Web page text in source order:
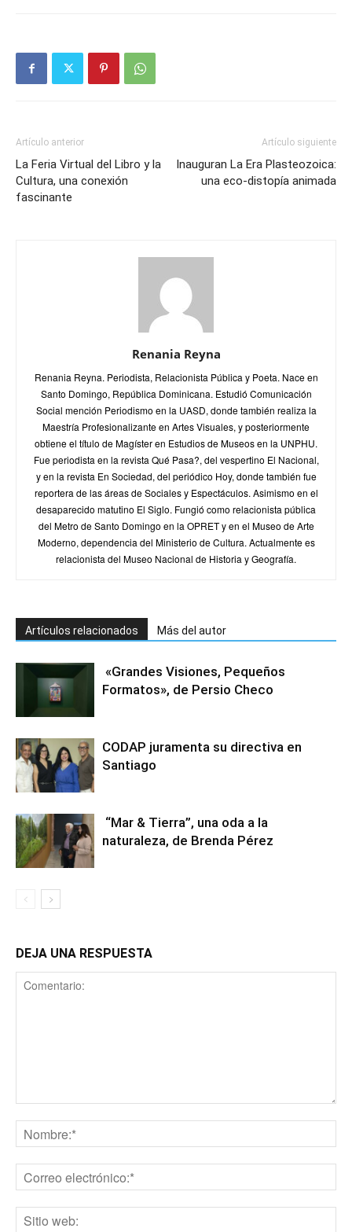
Artículo anterior
La Feria Virtual del Libro y la
Cultura, una conexión
fascinante
Artículo siguiente
Inauguran La Era Plasteozoica:
una eco-distopía animada
Renania Reyna
Renania Reyna. Periodista, Relacionista Pública y Poeta. Nace en
Santo Domingo, República Dominicana. Estudió Comunicación
Social mención Periodismo en la UASD, donde también realiza la
Maestría Profesionalizante en Artes Visuales, y posteriormente
obtiene el título de Magíster en Estudios de Museos en la UNPHU.
Fue periodista en la revista Qué Pasa?, del vespertino El Nacional,
y en la revista En Sociedad, del periódico Hoy, donde también fue
reportera de las áreas de Sociales y Espectáculos. Asimismo en el
desaparecido matutino El Siglo. Fungió como relacionista pública
del Metro de Santo Domingo en la OPRET y en el Museo de Arte
Moderno, dependencia del Ministerio de Cultura. Actualmente es
relacionista del Museo Nacional de Historia y Geografía.
Artículos relacionados Más del autor
«Grandes Visiones, Pequeños
Formatos», de Persio Checo
CODAP juramenta su directiva en
Santiago
“Mar & Tierra”, una oda a la
naturaleza, de Brenda Pérez
DEJA UNA RESPUESTA